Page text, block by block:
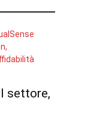
settore,